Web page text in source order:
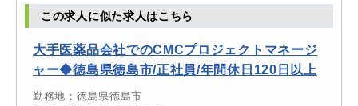
この求人に似た求人はこちら
大手医薬品会社でのCMCプロジェクトマネージ
ャー◆徳島県徳島市/正社員/年間休日120日以上
勤務地：徳島県徳島市